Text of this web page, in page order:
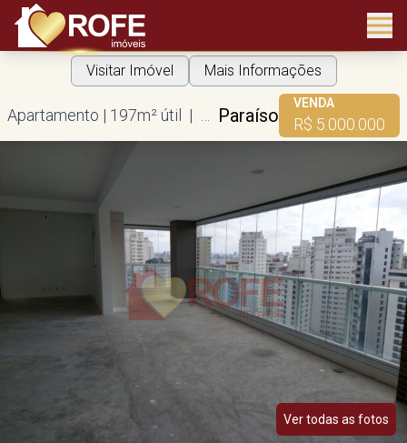
Paraíso
VENDA
R$ 5.000.000
Visitar Imóvel Mais Informações
Ver todas as fotos